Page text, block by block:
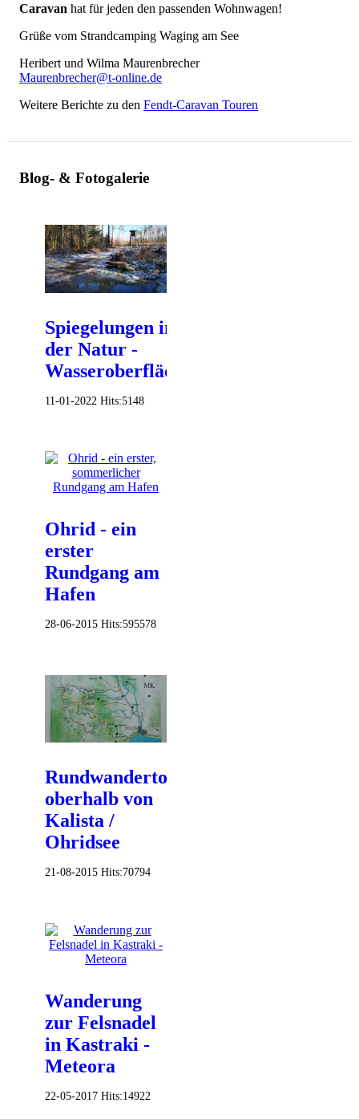
Caravan hat für jeden den passenden Wohnwagen!
Grüße vom Strandcamping Waging am See
Heribert und Wilma Maurenbrecher
Maurenbrecher@t-online.de
Weitere Berichte zu den Fendt-Caravan Touren
Blog- & Fotogalerie
Spiegelungen in
der Natur -
Wasseroberfläche
11-01-2022 Hits:5148
Ohrid - ein
erster
Rundgang am
Hafen
28-06-2015 Hits:595578
Rundwandertour
oberhalb von
Kalista /
Ohridsee
21-08-2015 Hits:70794
Wanderung
zur Felsnadel
in Kastraki -
Meteora
22-05-2017 Hits:14922